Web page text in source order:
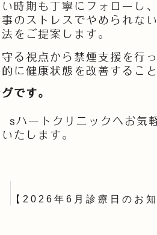
時期も丁寧にフォローし
のストレスでやめられな
をご提案します。
る視点から禁煙支援を行
に健康状態を改善すること
です。
ハートクリニックへお気
たします。